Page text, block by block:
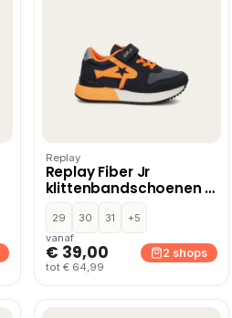
Replay
Replay Fiber Jr
klittenbandschoenen –
Blauw
29 30 31
+5
vanaf
€ 39,00
tot € 64,99
2 shops